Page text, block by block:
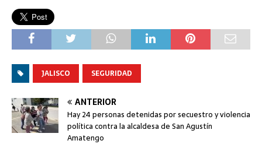
JALISCO SEGURIDAD
ANTERIOR
Hay 24 personas detenidas por secuestro y violencia
política contra la alcaldesa de San Agustín
Amatengo